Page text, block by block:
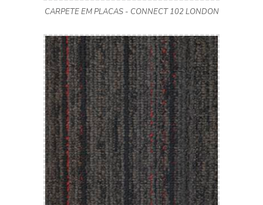
CARPETE EM PLACAS - CONNECT 102 LONDON